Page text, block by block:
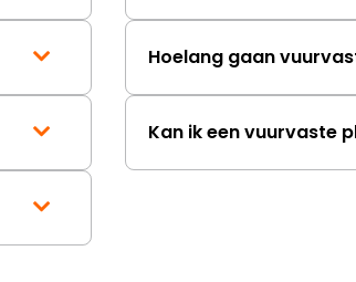
Hoelang gaan
Kan ik een vuurvaste